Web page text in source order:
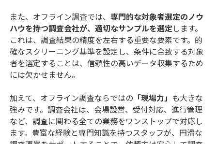
また、オフライン調査では、 専門的な対象者選定のノウ
ハウを持つ調査会社が、適切なサンプルを選定します。
これは、調査結果の精度を左右する重要な要素です。的
確なスクリーニング基準を設定し、条件に合致する対象
者を選定することは、信頼性の高いデータ収集するため
には欠かせません。
加えて、オフライン調査ならではの 「現場力」 も大きな
強みです。調査会社は、会場設営、受付対応、進行管理
など、調査に関わる全ての業務をワンストップで対応し
ます。豊富な経験と専門知識を持つスタッフが、円滑な